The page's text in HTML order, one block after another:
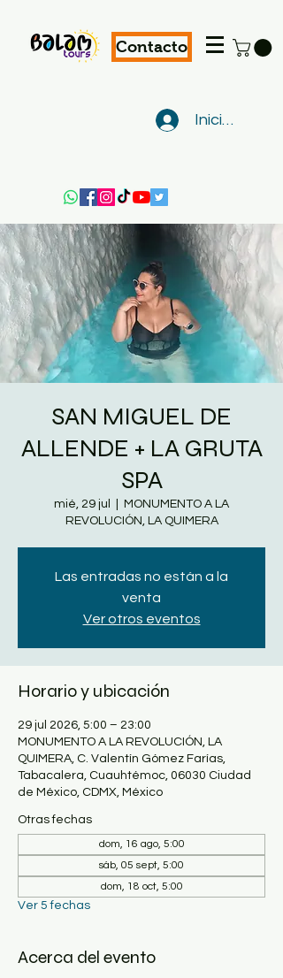
Contacto
Iniciar sesión
SAN MIGUEL DE
ALLENDE + LA GRUTA
SPA
mié, 29 jul
MONUMENTO A LA
REVOLUCIÓN, LA QUIMERA
Las entradas no están a la
venta
Ver otros eventos
Horario y ubicación
29 jul 2026, 5:00 – 23:00
MONUMENTO A LA REVOLUCIÓN, LA
QUIMERA, C. Valentín Gómez Farías,
Tabacalera, Cuauhtémoc, 06030 Ciudad
de México, CDMX, México
Otras fechas
dom, 16 ago, 5:00
sáb, 05 sept, 5:00
dom, 18 oct, 5:00
Ver 5 fechas
Acerca del evento